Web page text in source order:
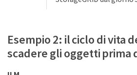
Esempio 2: il ciclo di vita
scadere gli oggetti prima